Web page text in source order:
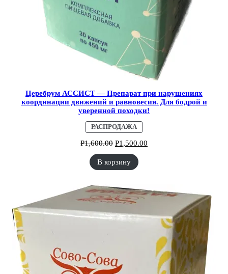
Церебрум АССИСТ — Препарат при нарушениях
координации движений и равновесия. Для бодрой и
уверенной походки!
РАСПРОДАЖАПРОДАВАЕМЫЙ
ТОВАР
Р1,600.00 Р1,500.00
В корзину